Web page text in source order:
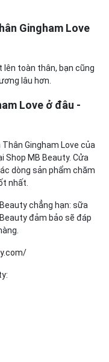
Gingham Love
lên toàn thân, bạn cũng
lâu hơn.
Love ở đâu -
Gingham Love của
Shop MB Beauty. Cửa
dòng sản phẩm chăm
nhất.
chẳng hạn: sữa
đảm bảo sẽ đáp